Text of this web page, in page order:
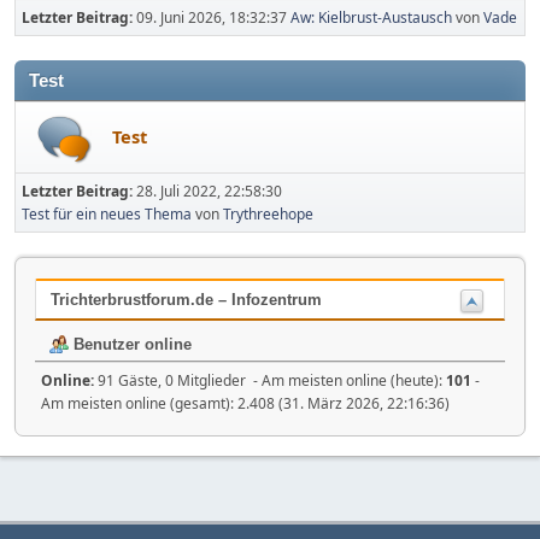
Letzter Beitrag:09. Juni 2026, 18:32:37Aw: Kielbrust-AustauschvonVade
Test
Test
Letzter Beitrag:28. Juli 2022, 22:58:30
Test für ein neues Thema vonTrythreehope
Trichterbrustforum.de – Infozentrum
Benutzer online
Online:91 Gäste, 0 Mitglieder - Am meisten online (heute): 101 -
Am meisten online (gesamt): 2.408 (31. März 2026, 22:16:36)